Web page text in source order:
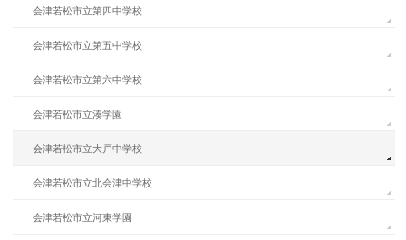
会津若松市立第四中学校
会津若松市立第五中学校
会津若松市立第六中学校
会津若松市立湊学園
会津若松市立大戸中学校
会津若松市立北会津中学校
会津若松市立河東学園